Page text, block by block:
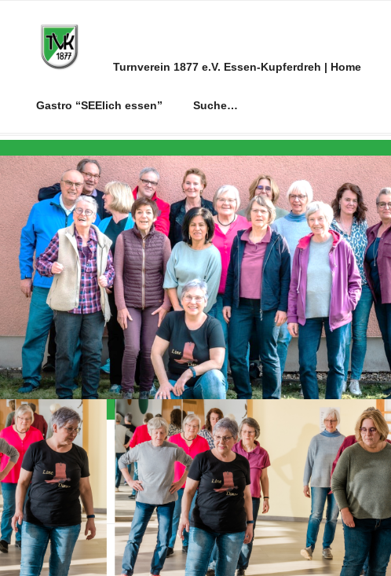
Turnverein 1877 e.V. Essen-Kupferdreh | Home
Gastro “SEElich essen” Suche…
Allgemein